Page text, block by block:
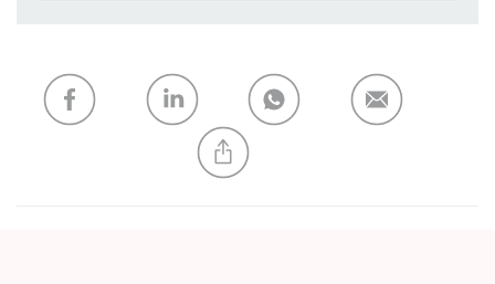
Mijn lijst TOEVOEGEN
NIEUW LIJST MAKEN